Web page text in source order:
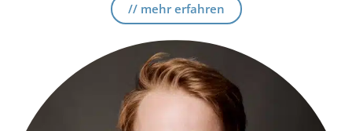
// mehr erfahren